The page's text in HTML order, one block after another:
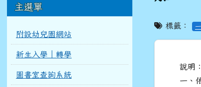
主選單
附設幼兒園網站
新生入學｜轉學
圖書室查詢系統
標籤：
說明：
一、